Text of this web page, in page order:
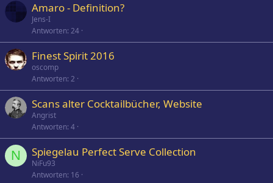
Amaro - Definition?
Jens-I
Antworten 24
Finest Spirit 2016
oscomp
Antworten 2
Scans alter Cocktailbücher, Website
Angrist
Antworten 4
N Spiegelau Perfect Serve Collection
NiFu93
Antworten 16